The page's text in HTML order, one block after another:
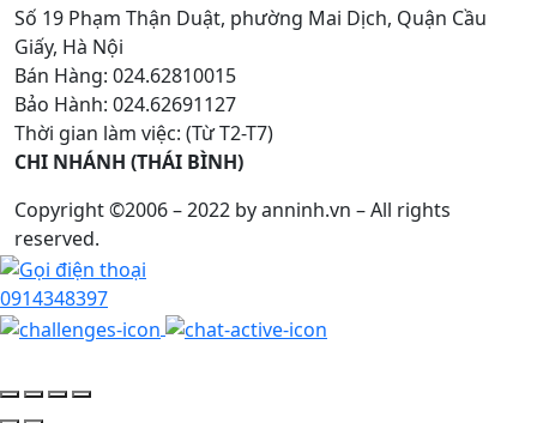
Số 19 Phạm Thận Duật, phường Mai Dịch, Quận Cầu
Giấy, Hà Nội
Bán Hàng: 024.62810015
Bảo Hành: 024.62691127
Thời gian làm việc: (Từ T2-T7)
CHI NHÁNH (THÁI BÌNH)
Copyright ©2006 – 2022 by anninh.vn – All rights
reserved.
0914348397